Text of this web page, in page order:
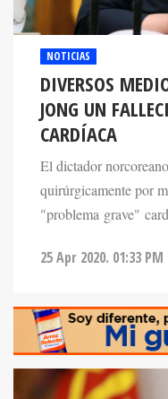
NOTICIAS
DIVERSOS
JONG UN
CARDÍACA
El dictador
quirúrgicamente por
"problema grave"
25 Apr 2020. 01:33 PM